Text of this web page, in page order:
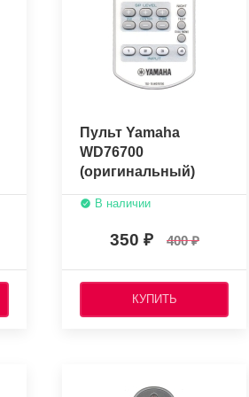
Пульт Yamaha
WD76700
(оригинальный)
В наличии
350 400
КУПИТЬ